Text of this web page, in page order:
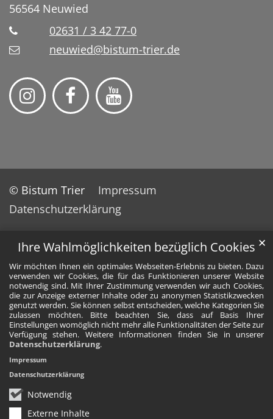
Ihre Wahlmöglichkeiten bezüglich Cookies
Wir möchten Ihnen ein optimales Webseiten-Erlebnis zu bieten. Dazu
verwenden wir Cookies, die für das Funktionieren unserer Website
notwendig sind. Mit Ihrer Zustimmung verwenden wir auch Cookies,
die zur Anzeige externer Inhalte oder zu anonymen Statistikzwecken
genutzt werden. Sie können selbst entscheiden, welche Kategorien Sie
zulassen möchten. Bitte beachten Sie, dass auf Basis Ihrer
Einstellungen womöglich nicht mehr alle Funktionalitäten der Seite zur
Verfügung stehen. Weitere Informationen finden Sie in unserer
Datenschutzerklärung.
Notwendig
Externe Inhalte
✕
Impressum
Datenschutzerklärung
56564 Neuwied
02631 / 3 42 77-0
neuwied@bistum-trier.de
© Bistum Trier
Impressum
Datenschutzerklärung